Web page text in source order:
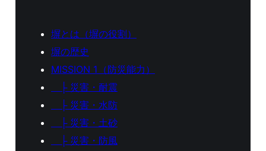
塀とは（塀の役割）
塀の歴史
MISSION 1（防災能力）
├ 災害・耐震
├ 災害・水防
├ 災害・土砂
├ 災害・防風